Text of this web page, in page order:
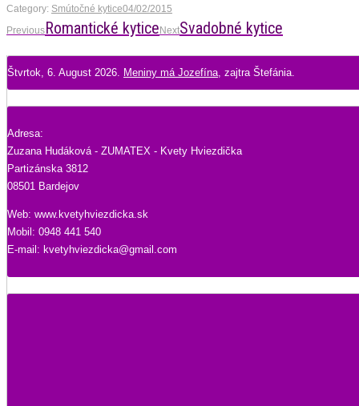
Category: Smútočné kytice04/02/2015
Album
navigation
PreviousPrevious
Romantické kytice NextNext
Svadobné kytice
Štvrtok, 6. August 2026. Meniny má Jozefína, zajtra Štefánia.
Adresa:
Zuzana Hudáková - ZUMATEX - Kvety Hviezdička
Partizánska 3812
08501 Bardejov
Web: www.kvetyhviezdicka.sk
Mobil: 0948 441 540
E-mail: kvetyhviezdicka@gmail.com